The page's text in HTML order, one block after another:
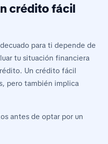
crédito fácil
para ti depende de
tu situación financiera
Un crédito fácil
pero también implica
antes de optar por un